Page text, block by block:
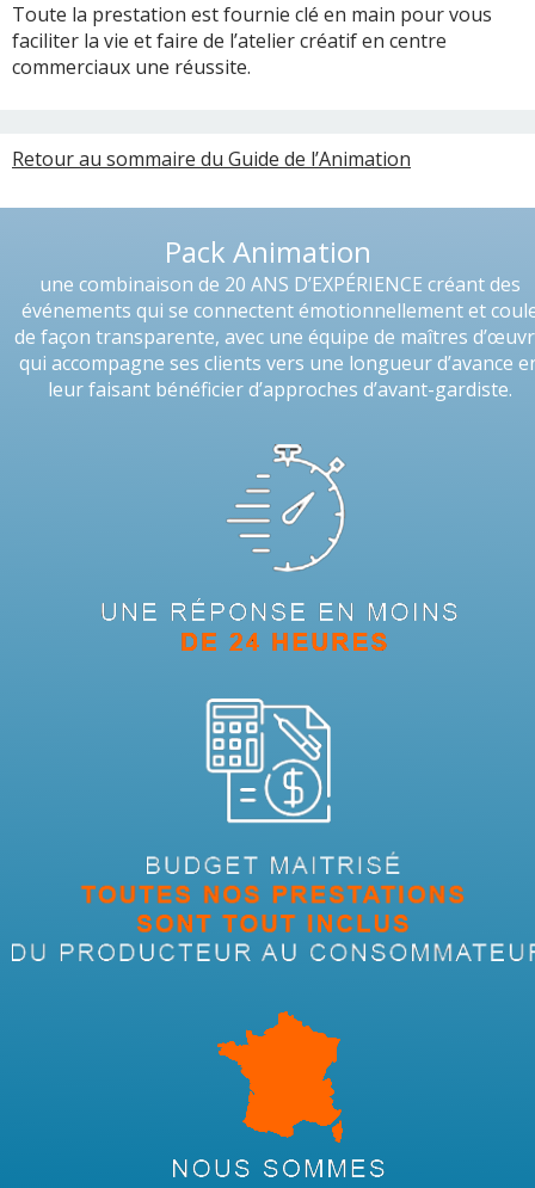
Toute la prestation est fournie clé en main pour vous
faciliter la vie et faire de l’atelier créatif en centre
commerciaux une réussite.
Retour au sommaire du Guide de l’Animation
Pack Animation
une combinaison de 20 ANS D’EXPÉRIENCE créant des
événements qui se connectent émotionnellement et
de façon transparente, avec une équipe de maîtres
qui accompagne ses clients vers une longueur d’avance
leur faisant bénéficier d’approches d’avant-gardiste.